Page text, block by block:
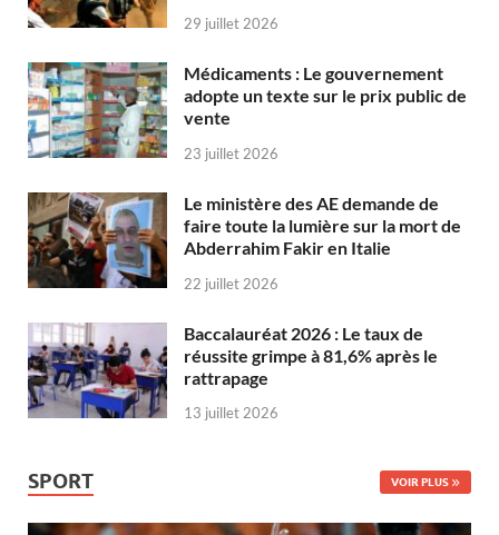
29 juillet 2026
Médicaments : Le gouvernement
adopte un texte sur le prix public de
vente
23 juillet 2026
Le ministère des AE demande de
faire toute la lumière sur la mort de
Abderrahim Fakir en Italie
22 juillet 2026
Baccalauréat 2026 : Le taux de
réussite grimpe à 81,6% après le
rattrapage
13 juillet 2026
SPORT VOIR PLUS